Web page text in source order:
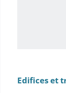
Edifices et